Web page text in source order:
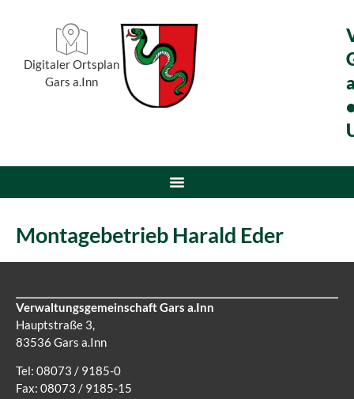
Digitaler Ortsplan
Gars a.Inn
Montagebetrieb Harald Eder
Verwaltungsgemeinschaft Gars a.Inn
Hauptstraße 3,
83536 Gars a.Inn
Tel: 08073 / 9185-0
Fax: 08073 / 9185-15